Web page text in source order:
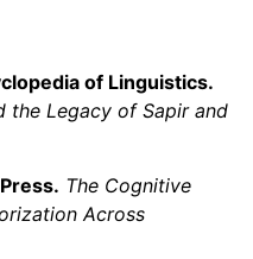
of Linguistics.
the Legacy of Sapir and
The Cognitive
Across